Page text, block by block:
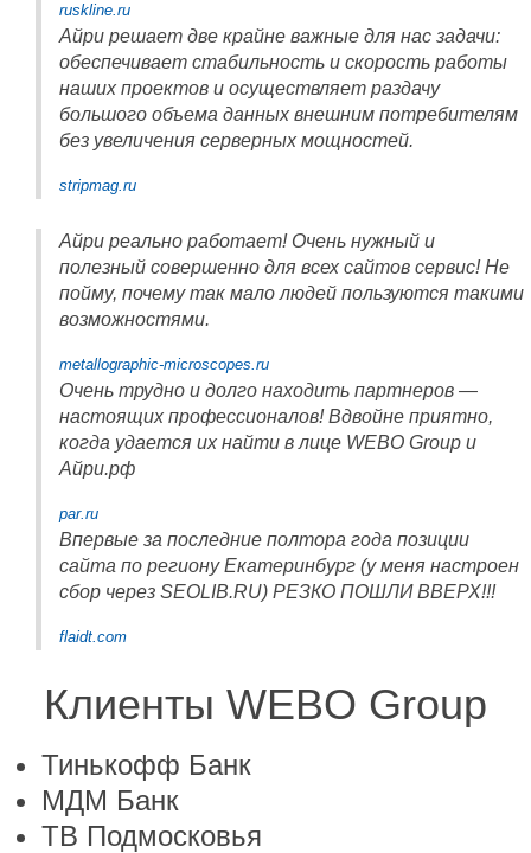
ruskline.ru
Айри решает две крайне важные для нас задачи:
обеспечивает стабильность и скорость работы
наших проектов и осуществляет раздачу
большого объема данных внешним потребителям
без увеличения серверных мощностей.
stripmag.ru
Айри реально работает! Очень нужный и
полезный совершенно для всех сайтов сервис! Не
пойму, почему так мало людей пользуются такими
возможностями.
metallographic-microscopes.ru
Очень трудно и долго находить партнеров —
настоящих профессионалов! Вдвойне приятно,
когда удается их найти в лице WEBO Group и
Айри.рф
par.ru
Впервые за последние полтора года позиции
сайта по региону Екатеринбург (у меня настроен
сбор через SEOLIB.RU) РЕЗКО ПОШЛИ ВВЕРХ!!!
flaidt.com
Клиенты WEBO Group
Тинькофф Банк
МДМ Банк
ТВ Подмосковья